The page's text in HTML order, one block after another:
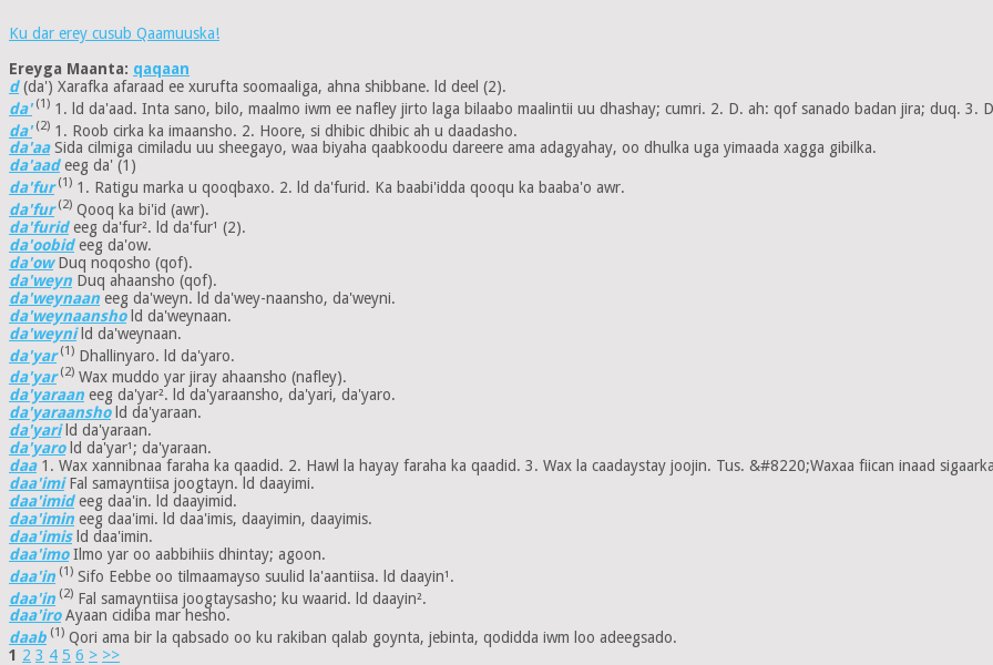
Ku dar erey cusub Qaamuuska!
Ereyga Maanta: qaqaan
d(da') Xarafka afaraad ee xurufta soomaaliga, ahna shibbane. ld deel (2).
da'(1) 1. ld da'aad. Inta sano, bilo, maalmo iwm ee nafley jirto laga bilaabo maalintii uu dhashay; cumri. 2. D. ah: qof sanado badan jira; duq. 3.
da'(2) 1. Roob cirka ka imaansho. 2. Hoore, si dhibic dhibic ah u daadasho.
da'aaSida cilmiga cimiladu uu sheegayo, waa biyaha qaabkoodu dareere ama adagyahay, oo dhulka uga yimaada xagga gibilka.
da'aadeeg da' (1)
da'fur(1) 1. Ratigu marka u qooqbaxo. 2. ld da'furid. Ka baabi'idda qooqu ka baaba'o awr.
da'fur(2) Qooq ka bi'id (awr).
da'furideeg da'fur². ld da'fur¹ (2).
da'oobideeg da'ow.
da'owDuq noqosho (qof).
da'weyn Duq ahaansho (qof).
da'weynaan eeg da'weyn. ld da'wey-naansho, da'weyni.
da'weynaanshold da'weynaan.
da'weynild da'weynaan.
da'yar(1) Dhallinyaro. ld da'yaro.
da'yar(2) Wax muddo yar jiray ahaansho (nafley).
da'yaraan eeg da'yar². ld da'yaraansho, da'yari, da'yaro.
da'yaraanshold da'yaraan.
da'yarild da'yaraan.
da'yarold da'yar¹; da'yaraan.
daa1. Wax xannibnaa faraha ka qaadid. 2. Hawl la hayay faraha ka qaadid. 3. Wax la caadaystay joojin. Tus. &#8220;Waxaa fiican inaad
daa'imiFal samayntiisa joogtayn. ld daayimi.
daa'imideeg daa'in. ld daayimid.
daa'imin eeg daa'imi. ld daa'imis, daayimin, daayimis.
daa'imisld daa'imin.
daa'imoIlmo yar oo aabbihiis dhintay; agoon.
daa'in (1) Sifo Eebbe oo tilmaamayso suulid la'aantiisa. ld daayin¹.
daa'in (2) Fal samayntiisa joogtaysasho; ku waarid. ld daayin².
daa'iroAyaan cidiba mar hesho.
daab (1) Qori ama bir la qabsado oo ku rakiban qalab goynta, jebinta, qodidda iwm loo adeegsado.
1 2 3 4 5 6 > >>